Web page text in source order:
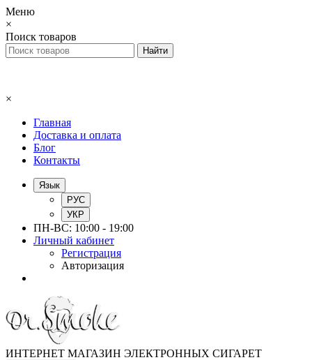
Меню
×
Поиск товаров
×
Главная
Доставка и оплата
Блог
Контакты
Язык
РУС
УКР
ПН-ВС: 10:00 - 19:00
Личный кабинет
Регистрация
Авторизация
ИНТЕРНЕТ МАГАЗИН ЭЛЕКТРОННЫХ СИГАРЕТ